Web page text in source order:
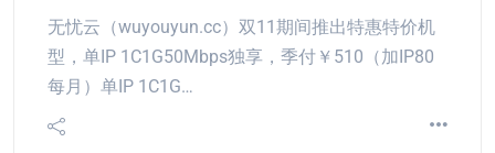
无忧云（wuyouyun.cc）双11期间推出特惠特价机
型，单IP 1C1G50Mbps独享，季付￥510（加IP80
每月）单IP 1C1G…